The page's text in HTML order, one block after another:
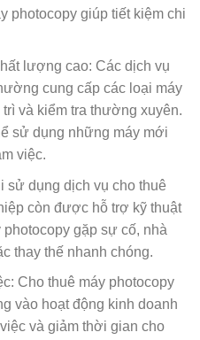
photocopy giúp tiết kiệm chi
lượng cao: Các dịch vụ
cung cấp các loại máy
và kiểm tra thường xuyên.
sử dụng những máy mới
việc.
sử dụng dịch vụ cho thuê
còn được hỗ trợ kỹ thuật
gặp sự cố, nhà
thay thế nhanh chóng.
Cho thuê máy photocopy
vào hoạt động kinh doanh
và giảm thời gian cho